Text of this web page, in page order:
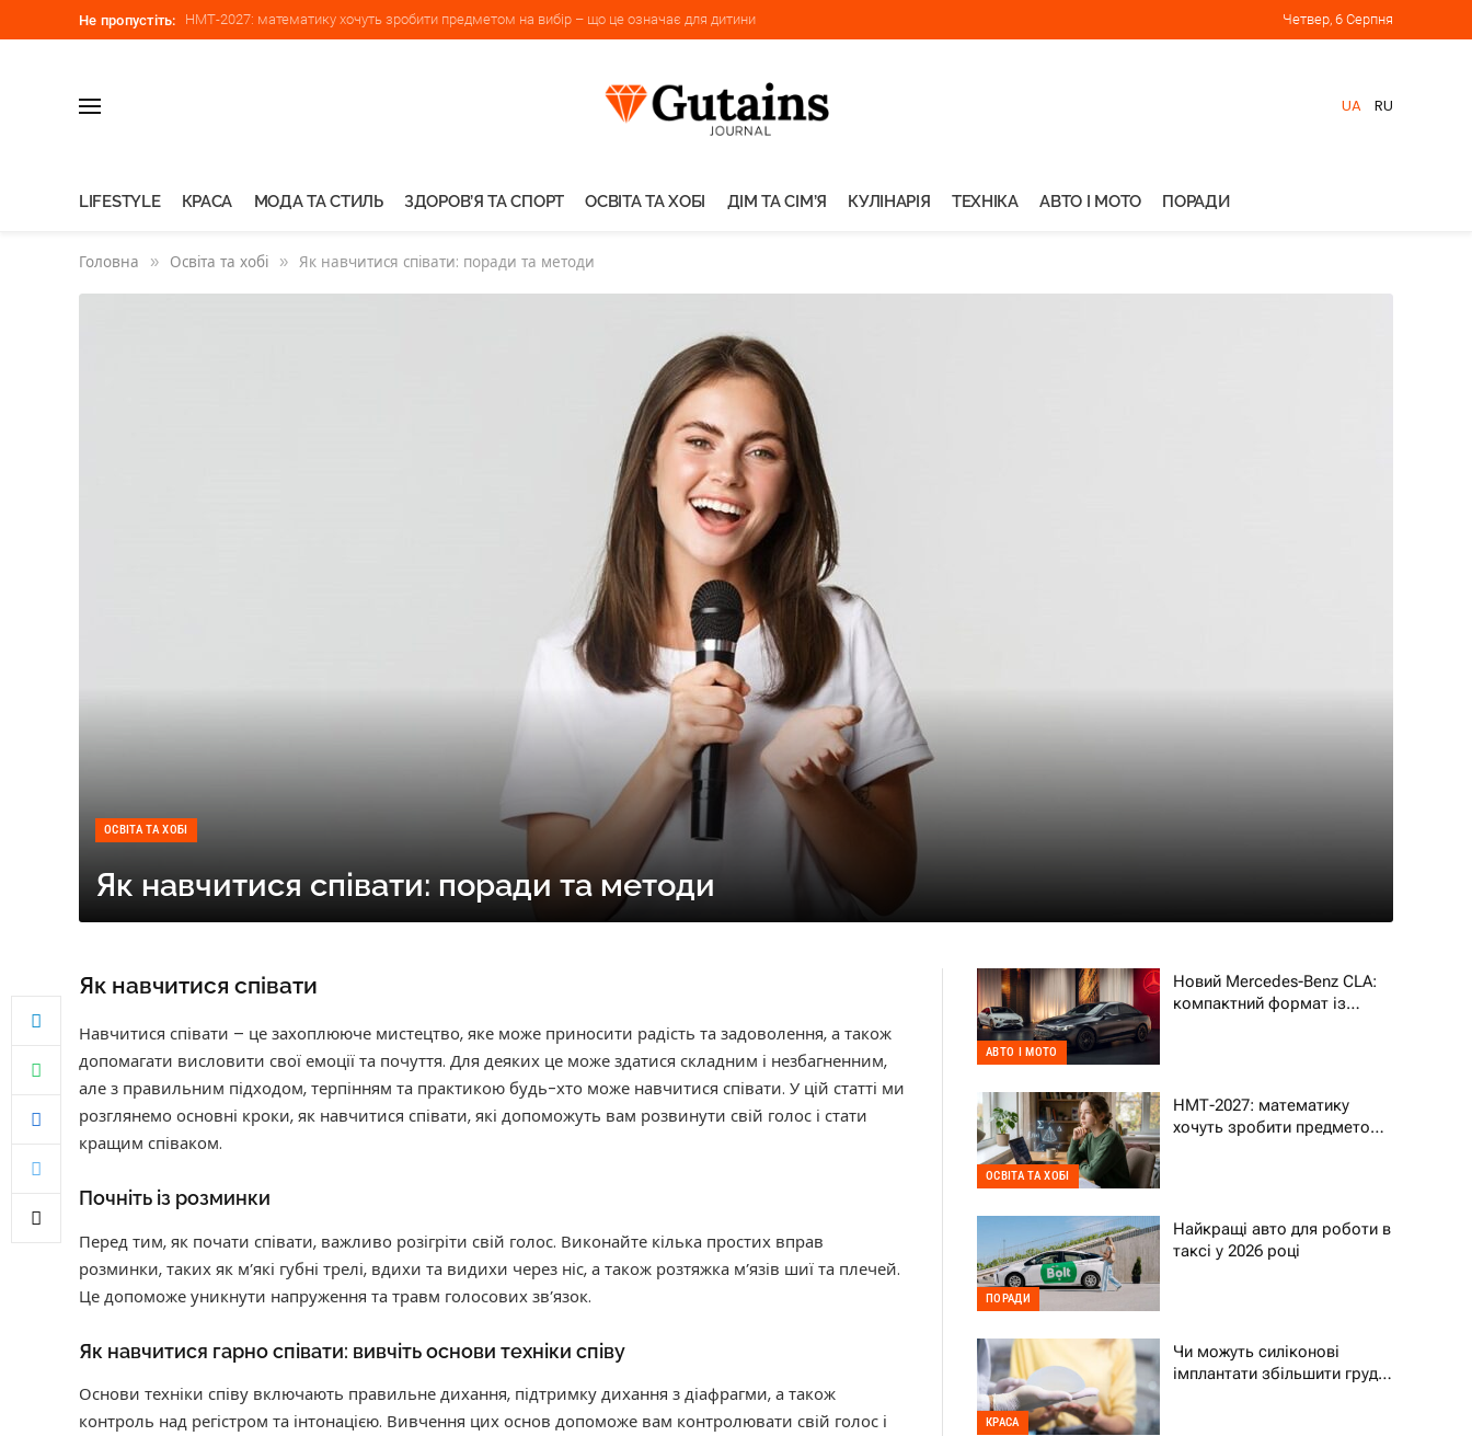
Не пропустіть: НМТ-2027: математику хочуть зробити предметом на вибір – що це означає для дитини Четвер, 6 Серпня
UA RU
LIFESTYLE КРАСА МОДА ТА СТИЛЬ ЗДОРОВ’Я ТА СПОРТ ОСВІТА ТА ХОБІ ДІМ ТА СІМ’Я КУЛІНАРІЯ ТЕХНІКА АВТО І МОТО ПОРАДИ
Головна » Освіта та хобі » Як навчитися співати: поради та методи
ОСВІТА ТА ХОБІ
Як навчитися співати: поради та методи
Як навчитися співати
Навчитися співати – це захоплююче мистецтво, яке може приносити радість та задоволення, а також
допомагати висловити свої емоції та почуття. Для деяких це може здатися складним і незбагненним,
але з правильним підходом, терпінням та практикою будь-хто може навчитися співати. У цій статті ми
розглянемо основні кроки, як навчитися співати, які допоможуть вам розвинути свій голос і стати
кращим співаком.
Почніть із розминки
Перед тим, як почати співати, важливо розігріти свій голос. Виконайте кілька простих вправ
розминки, таких як м’які губні трелі, вдихи та видихи через ніс, а також розтяжка м’язів шиї та плечей.
Це допоможе уникнути напруження та травм голосових зв’язок.
Як навчитися гарно співати: вивчіть основи техніки співу
Основи техніки співу включають правильне дихання, підтримку дихання з діафрагми, а також
контроль над регістром та інтонацією. Вивчення цих основ допоможе вам контролювати свій голос і
АВТО І МОТО
Новий Mercedes-Benz CLA:
компактний формат із
ОСВІТА ТА ХОБІ
НМТ-2027: математику
хочуть зробити предметом
ПОРАДИ
Найкращі авто для роботи в
таксі у 2026 році
КРАСА
Чи можуть силіконові
імплантати збільшити груди